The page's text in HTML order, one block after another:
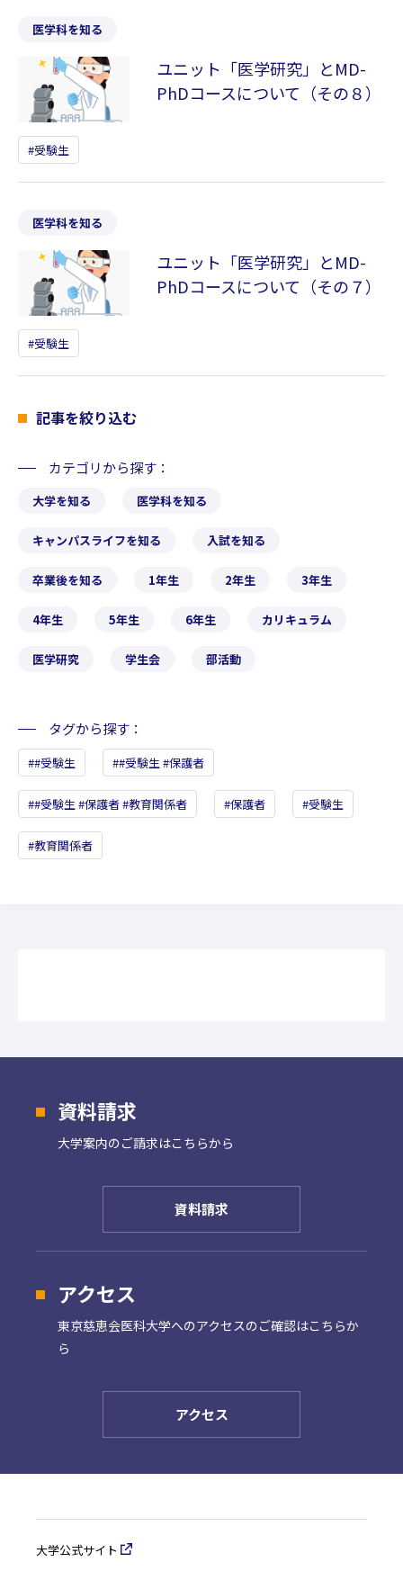
医学科を知る
ユニット「医学研究」とMD-
PhDコースについて（その８）
受験生
医学科を知る
ユニット「医学研究」とMD-
PhDコースについて（その７）
受験生
記事を絞り込む
カテゴリから探す
大学を知る 医学科を知る
キャンパスライフを知る 入試を知る
卒業後を知る 1年生 2年生 3年生
4年生 5年生 6年生 カリキュラム
医学研究 学生会 部活動
タグから探す
#受験生 #受験生 #保護者
#受験生 #保護者 #教育関係者 保護者 受験生
教育関係者
資料請求
大学案内の ご請求はこちらから
資料請求
アクセス
東京慈恵会医科大学へのアクセスのご確認はこちらか
ら
アクセス
大学公式サイト